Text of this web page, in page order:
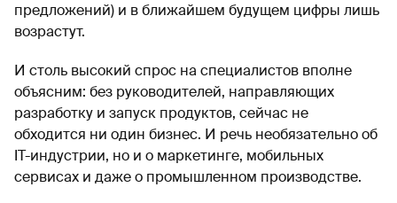
предложений) и в ближайшем будущем цифры лишь
возрастут.
И столь высокий спрос на специалистов вполне
объясним: без руководителей, направляющих
разработку и запуск продуктов, сейчас не
обходится ни один бизнес. И речь необязательно об
IT-индустрии, но и о маркетинге, мобильных
сервисах и даже о промышленном производстве.